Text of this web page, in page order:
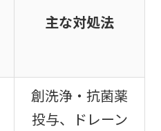
主な対処法
創洗浄・抗菌薬
投与、ドレーン